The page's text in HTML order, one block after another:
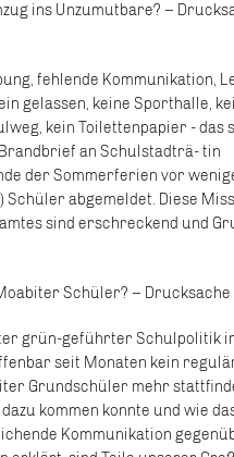
ins Unzumutbare? –
fehlende Kommunikation,
gelassen, keine Sporthalle,
kein Toilettenpapier - das
an Schulstadträ- tin
der Sommerferien vor
abgemeldet. Diese
sind erschreckend und
Schüler? –
grün-geführter Schulpolitik
seit Monaten kein
Grundschüler mehr
kommen konnte und wie
Kommunikation